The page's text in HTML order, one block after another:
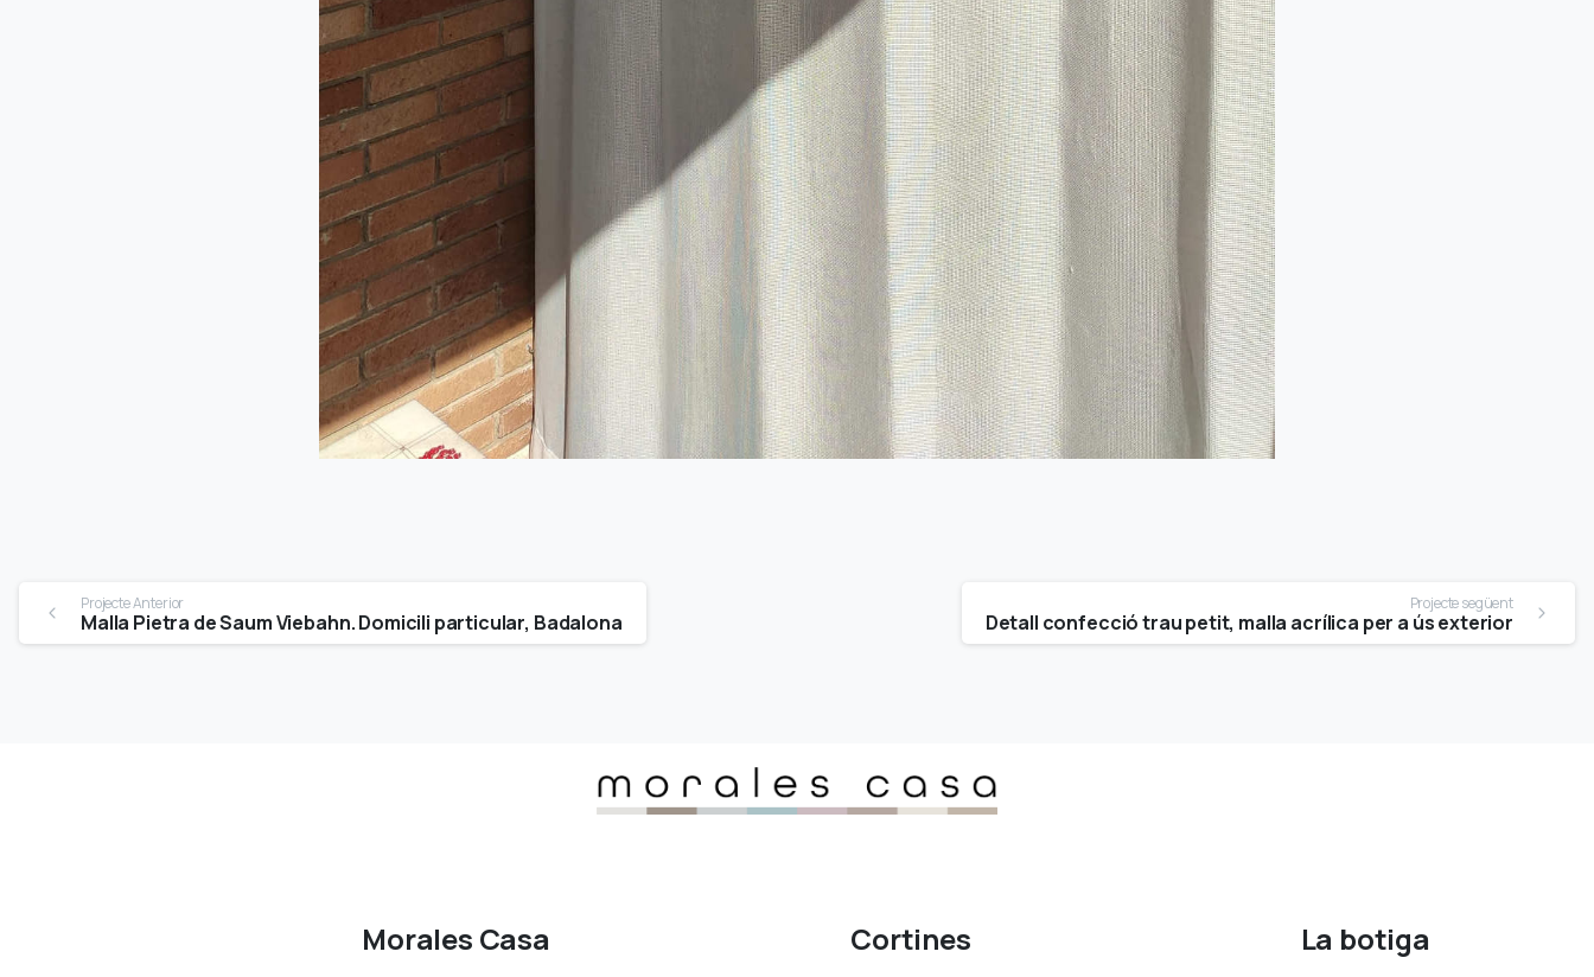
Continue
Reading
Projecte Anterior
Malla Pietra de Saum Viebahn. Domicili particular, Badalona
Projecte següent
Detall confecció trau petit, malla acrílica per a ús exterior
Morales Casa Cortines La botiga